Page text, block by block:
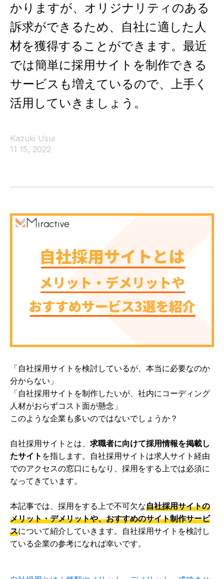
かりますが、オリジナリティのある
訴求ができるため、自社に適した人
材を獲得することができます。最近
では簡単に採用サイトを制作できる
サービスも増えているので、上手く
活用していきましょう。
Kazuki Usui
11 15, 2022
「自社採用サイトを検討しているが、本当に必要なのか
分からない」
「自社採用サイトを制作したいが、社内にコーディング
人材がおらずコスト面が懸念」
このような企業も多いのではないでしょうか？
自社採用サイトとは、 求職者に向けて採用情報を掲載し
たサイト を指します。自社採用サイトは求人サイト経由
でのアクセスの窓口にもなり、採用をする上では必須に
なってきています。
本記事では、採用をする上で不可欠な自社採用サイトの
メリット・デメリットや、おすすめのサイト制作サービ
スについて紹介していきます。自社採用サイトを検討し
ている企業の参考になれば幸いです。